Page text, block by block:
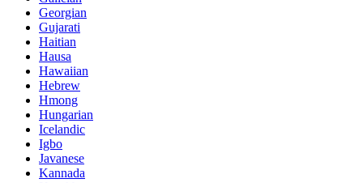
Georgian
Gujarati
Haitian
Hausa
Hawaiian
Hebrew
Hmong
Hungarian
Icelandic
Igbo
Javanese
Kannada